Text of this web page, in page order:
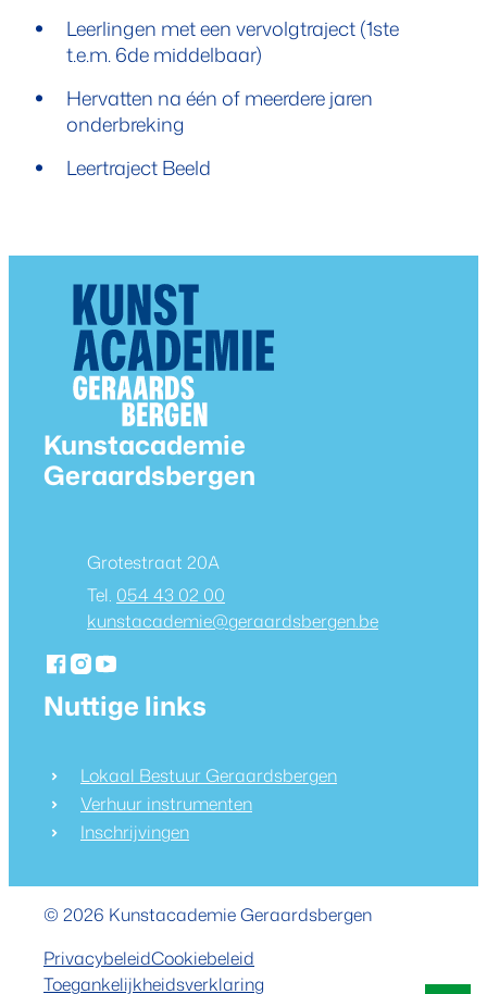
Leerlingen met een vervolgtraject
Leerlingen met een vervolgtraject (1ste
t.e.m. 6de middelbaar)
Hervatten na één of meerdere jaren
Hervatten na één of meerdere jaren
onderbreking
Leertraject Beeld
Leertraject Beeld
Contact & openingsuren
Kunstacademie
Geraardsbergen
AdresGrotestraat 20A
054 43 02 00
E-mailkunstacademie@geraardsbergen.be
Facebook
Instagram
YouTube
Nuttige links
Lokaal Bestuur Geraardsbergen
Verhuur instrumenten
Inschrijvingen
© 2026 Kunstacademie Geraardsbergen
PrivacybeleidCookiebeleid
Toegankelijkheidsverklaring